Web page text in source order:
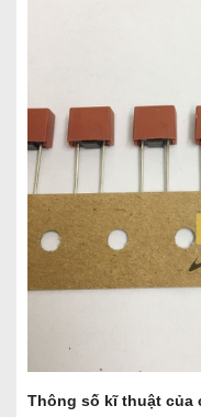
Thông số kĩ thuật của